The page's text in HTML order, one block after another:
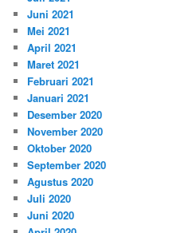
Juni 2021
Mei 2021
April 2021
Maret 2021
Februari 2021
Januari 2021
Desember 2020
November 2020
Oktober 2020
September 2020
Agustus 2020
Juli 2020
Juni 2020